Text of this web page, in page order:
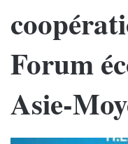
Forum
Asie-